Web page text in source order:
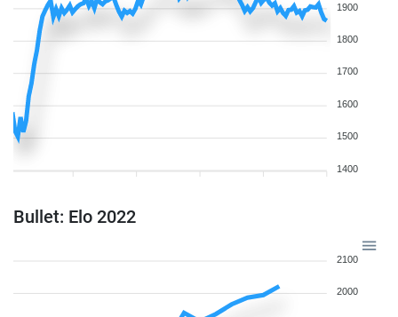
1900
1800
1700
1600
1500
1400
Bullet: Elo 2022
2100
2000